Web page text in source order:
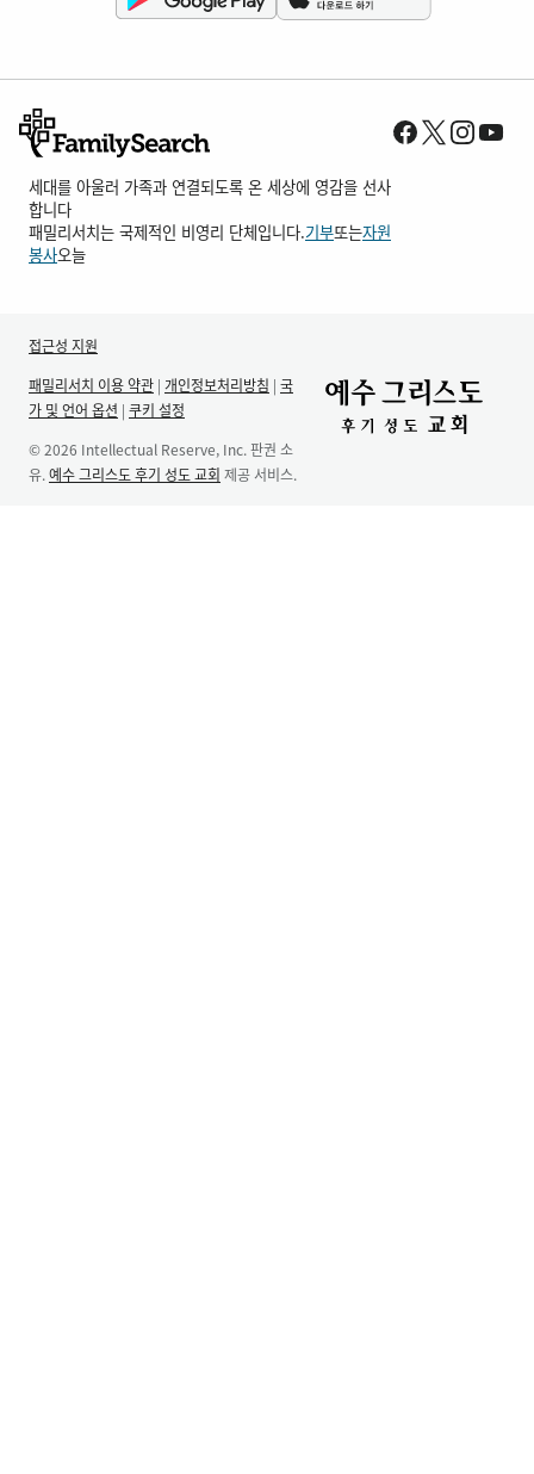
세대를 아울러 가족과 연결되도록 온 세상에 영감을 선사
합니다
패밀리서치는 국제적인 비영리 단체입니다.기부또는자원
봉사오늘
접근성 지원
패밀리서치 이용 약관 | 개인정보처리방침 | 국
가 및 언어 옵션 | 쿠키 설정
© 2026 Intellectual Reserve, Inc. 판권 소
유. 예수 그리스도 후기 성도 교회 제공 서비스.